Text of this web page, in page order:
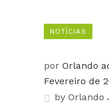
NOTÍCIAS
por Orlando
Fevereiro de
by Orlando